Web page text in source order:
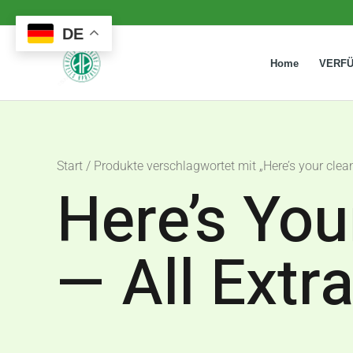
Inhalt
Home
Start / Produkte verschlagwortet mit „Here’s your
Here’s
— All
DE